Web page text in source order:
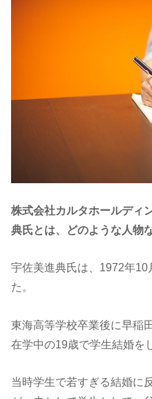
株式会社カルタホールディ
典氏とは、どのような人物
宇佐美進典氏は、1972年
た。
東海高等学校卒業後に早稲
在学中の19歳で学生結婚を
当時学生で若すぎる結婚に